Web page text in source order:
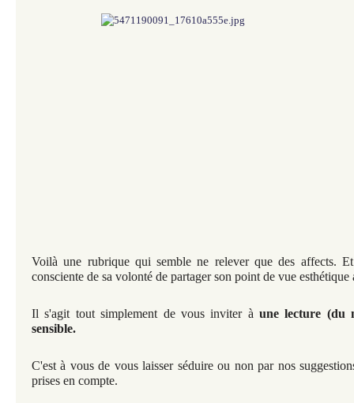
Voilà une rubrique qui semble ne relever que des affects.
consciente de sa volonté de partager son point de vue
Il s'agit tout simplement de vous inviter àune lecture (du
sensible.
C'est à vous de vous laisser séduire ou non par nos
prises en compte.